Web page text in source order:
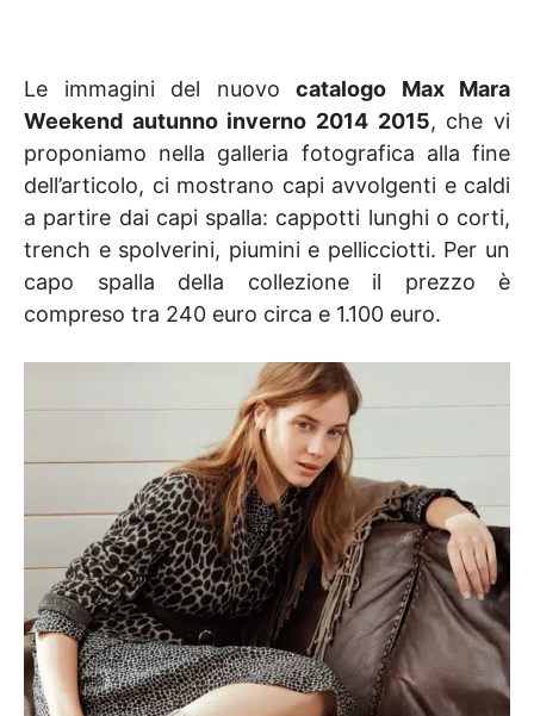
Le immagini del nuovo catalogo Max Mara
Weekend autunno inverno 2014 2015, che vi
proponiamo nella galleria fotografica alla fine
dell’articolo, ci mostrano capi avvolgenti e caldi
a partire dai capi spalla: cappotti lunghi o corti,
trench e spolverini, piumini e pellicciotti. Per un
capo spalla della collezione il prezzo è
compreso tra 240 euro circa e 1.100 euro.